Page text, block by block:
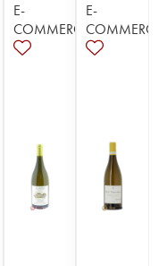
E-
COMMERCE
E-
COMMERCE